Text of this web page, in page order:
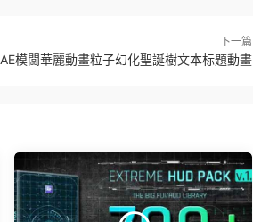
下一篇
AE模闆華麗動畫粒子幻化聖誕樹文本标題動畫